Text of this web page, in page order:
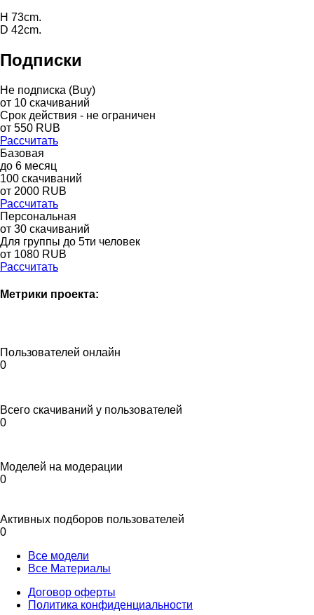
H 73cm.
D 42cm.
Подписки
Не подписка (Buy)
от 10 скачиваний
Срок действия - не ограничен
от 550 RUB
Рассчитать
Базовая
до 6 месяц
100 скачиваний
от 2000 RUB
Рассчитать
Персональная
от 30 скачиваний
Для группы до 5ти человек
от 1080 RUB
Рассчитать
Метрики проекта:
Пользователей онлайн
0
Всего скачиваний у пользователей
0
Моделей на модерации
0
Активных подборов пользователей
0
Все модели
Все Материалы
Договор оферты
Политика конфиденциальности